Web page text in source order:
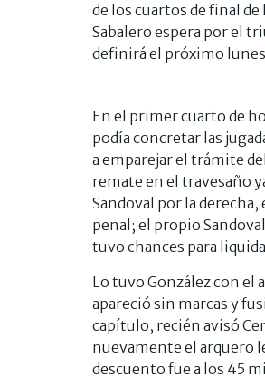
de los cuartos de final de
Sabalero espera por el
definirá el próximo
En el primer cuarto de
podía concretar las
a emparejar el trámite
remate en el travesaño
Sandoval por la
penal; el propio
tuvo chances para
Lo tuvo González con
apareció sin marcas y
capítulo, recién avisó
nuevamente el arquero
descuento fue a los 45